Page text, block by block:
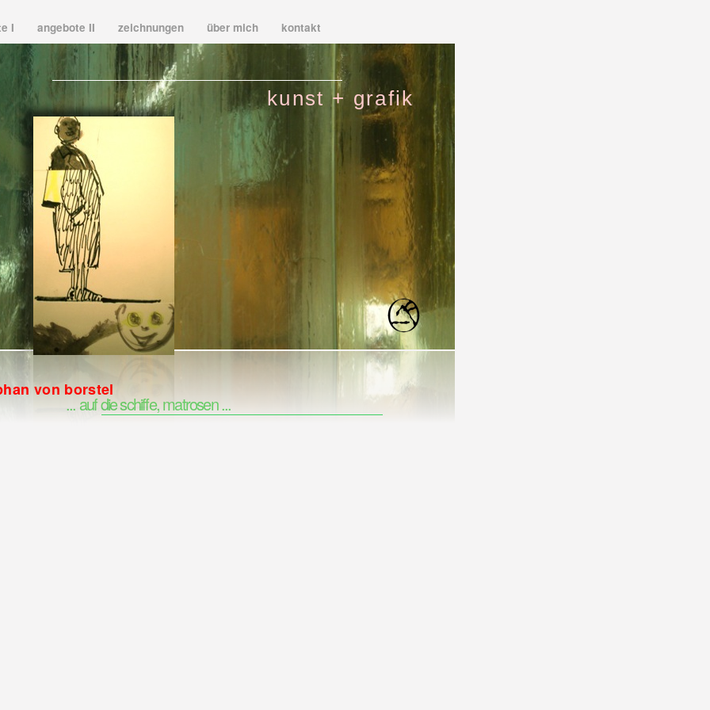
I angebote II zeichnungen über mich kontakt
... auf die schiffe, matrosen ...
von borstel
kunst + grafik